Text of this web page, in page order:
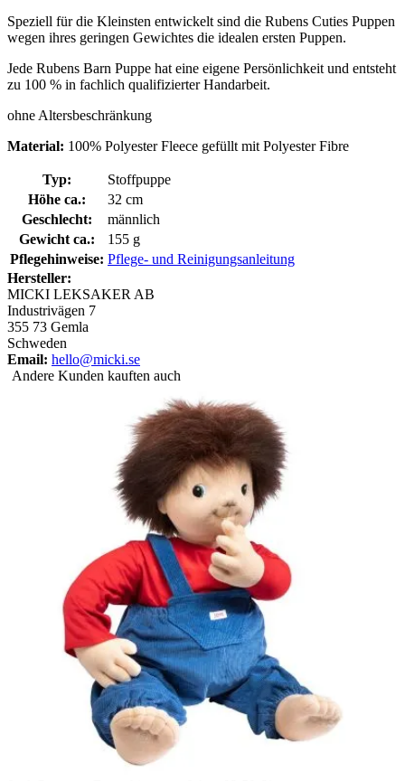
Speziell für die Kleinsten entwickelt sind die Rubens Cuties Puppen
wegen ihres geringen Gewichtes die idealen ersten Puppen.
Jede Rubens Barn Puppe hat eine eigene Persönlichkeit und entsteht
zu 100 % in fachlich qualifizierter Handarbeit.
ohne Altersbeschränkung
Material: 100% Polyester Fleece gefüllt mit Polyester Fibre
Typ:
Stoffpuppe
Höhe ca.:
32 cm
Geschlecht:
männlich
Gewicht ca.:
155 g
Pflegehinweise: Pflege- und Reinigungsanleitung
Hersteller:
MICKI LEKSAKER AB
Industrivägen 7
355 73 Gemla
Schweden
Email: hello@micki.se
Andere Kunden kauften auch